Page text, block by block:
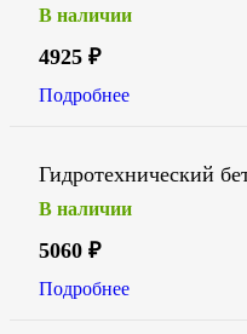
В наличии
4925 ₽
Подробнее
Гидротехнический
В наличии
5060 ₽
Подробнее